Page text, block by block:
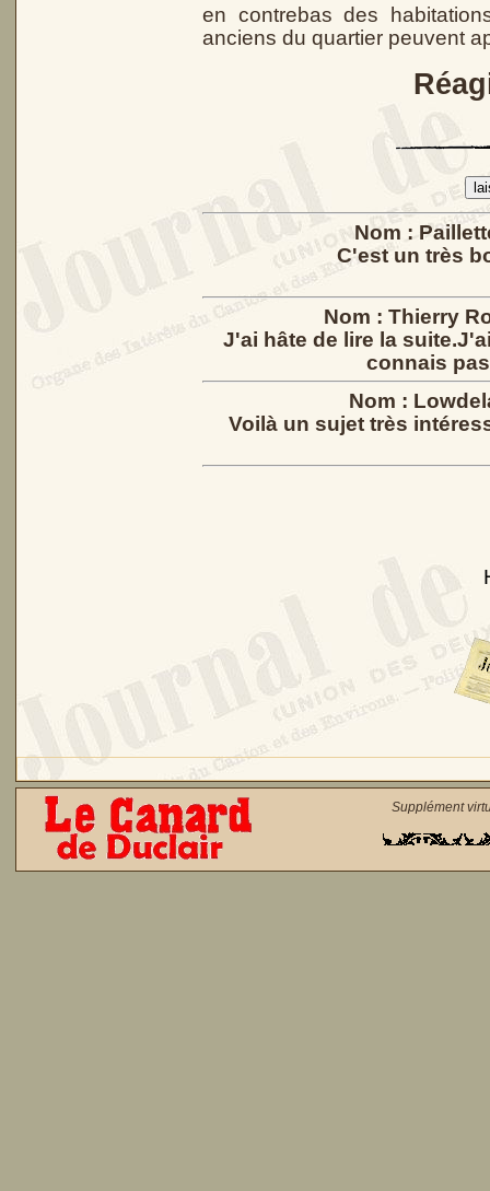
en contrebas des
anciens du quartier peuvent
Nom :
C'est un très
Nom : Thierry
J'ai hâte de lire la
connais
Nom :
Voilà un sujet très
Supplément